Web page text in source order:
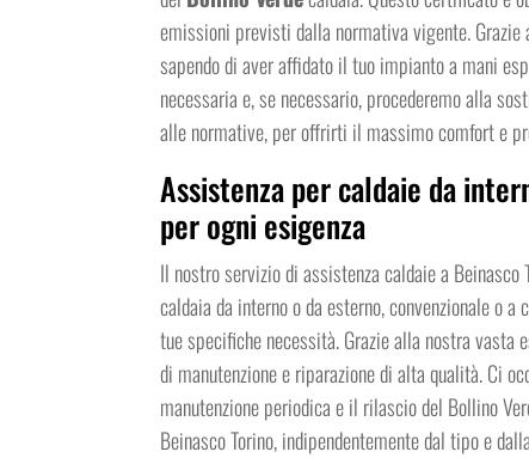
emissioni previsti dalla normativa vigente.
sapendo di aver affidato il tuo impianto a mani
necessaria e, se necessario, procederemo alla
alle normative, per offrirti il massimo comfort e
Assistenza per caldaie da
per ogni esigenza
Il nostro servizio di assistenza caldaie a
caldaia da interno o da esterno, convenzionale o
tue specifiche necessità. Grazie alla nostra
di manutenzione e riparazione di alta qualità. Ci
manutenzione periodica e il rilascio del Bollino
Beinasco Torino, indipendentemente dal tipo e